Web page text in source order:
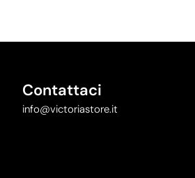
Contattaci
info@victoriastore.it